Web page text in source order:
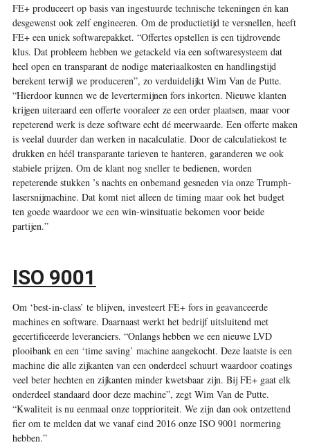
FE+ produceert op basis van ingestuurde technische tekeningen én kan
desgewenst ook zelf engineeren. Om de productietijd te versnellen, heeft
FE+ een uniek softwarepakket. “Offertes opstellen is een tijdrovende
klus. Dat probleem hebben we getackeld via een softwaresysteem dat
heel open en transparant de nodige materiaalkosten en handlingstijd
berekent terwijl we produceren”, zo verduidelijkt Wim Van de Putte.
“Hierdoor kunnen we de levertermijnen fors inkorten. Nieuwe klanten
krijgen uiteraard een offerte vooraleer ze een order plaatsen, maar voor
repeterend werk is deze software echt dé meerwaarde. Een offerte maken
is veelal duurder dan werken in nacalculatie. Door de calculatiekost te
drukken en héél transparante tarieven te hanteren, garanderen we ook
stabiele prijzen. Om de klant nog sneller te bedienen, worden
repeterende stukken ’s nachts en onbemand gesneden via onze Trumph-
lasersnijmachine. Dat komt niet alleen de timing maar ook het budget
ten goede waardoor we een win-winsituatie bekomen voor beide
partijen.”
ISO 9001
Om ‘best-in-class’ te blijven, investeert FE+ fors in geavanceerde
machines en software. Daarnaast werkt het bedrijf uitsluitend met
gecertificeerde leveranciers. “Onlangs hebben we een nieuwe LVD
plooibank en een ‘time saving’ machine aangekocht. Deze laatste is een
machine die alle zijkanten van een onderdeel schuurt waardoor coatings
veel beter hechten en zijkanten minder kwetsbaar zijn. Bij FE+ gaat elk
onderdeel standaard door deze machine”, zegt Wim Van de Putte.
“Kwaliteit is nu eenmaal onze topprioriteit. We zijn dan ook ontzettend
fier om te melden dat we vanaf eind 2016 onze ISO 9001 normering
hebben.”